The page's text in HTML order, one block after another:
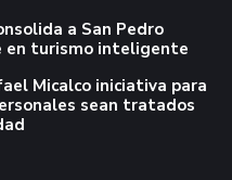
a San Pedro
en turismo inteligente
Micalco iniciativa para
sean tratados